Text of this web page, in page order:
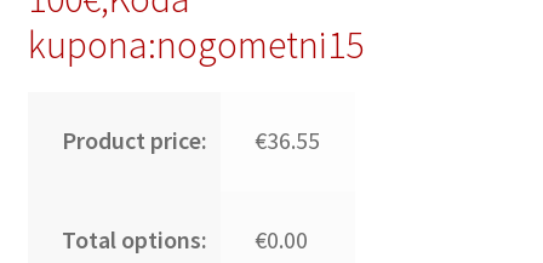
kupona:nogometni15
Product price: €36.55
Total options: €0.00